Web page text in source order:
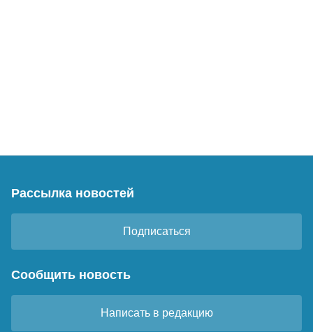
Рассылка новостей
Подписаться
Сообщить новость
Написать в редакцию